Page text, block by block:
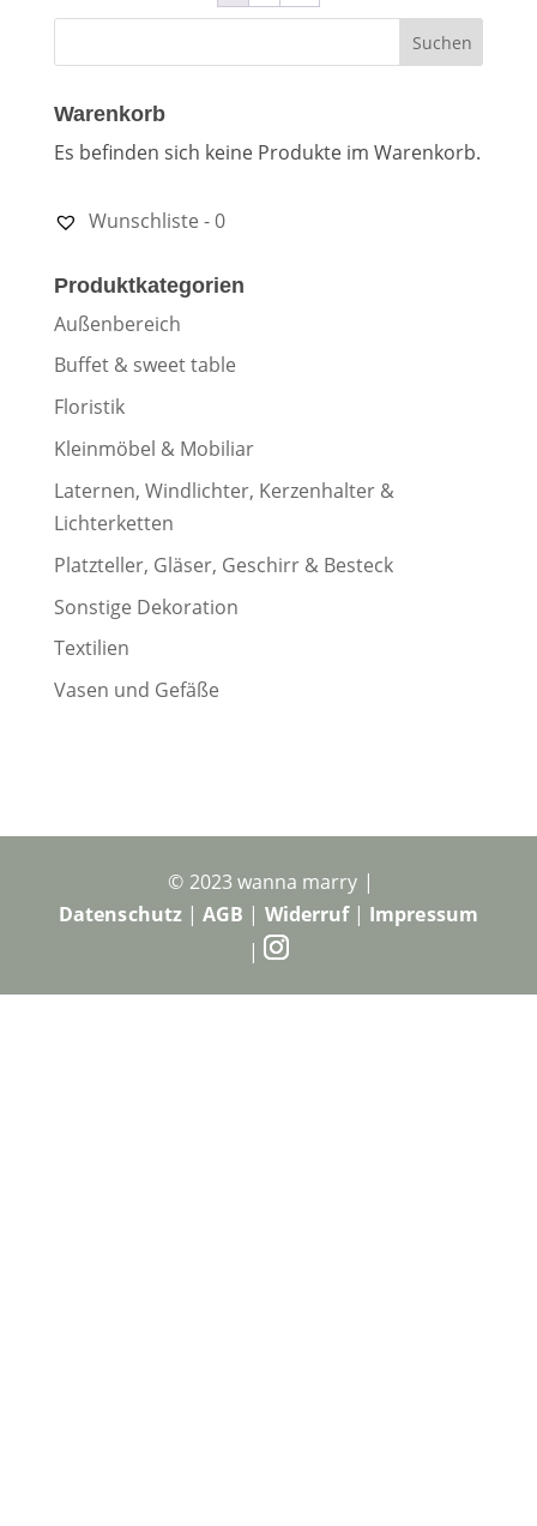
Warenkorb
Es befinden sich keine Produkte im Warenkorb.
Wunschliste -0
Produktkategorien
Außenbereich
Buffet & sweet table
Floristik
Kleinmöbel & Mobiliar
Laternen, Windlichter, Kerzenhalter &
Lichterketten
Platzteller, Gläser, Geschirr & Besteck
Sonstige Dekoration
Textilien
Vasen und Gefäße
© 2023 wanna marry |
Datenschutz|AGB | Widerruf| Impressum
|